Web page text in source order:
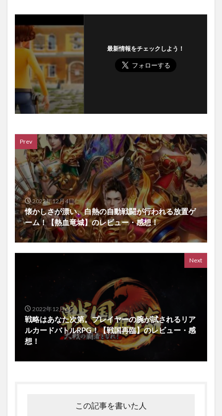
最新情報をチェックしよう！
Prev
2022年12月4日
懐かしさが漂い、白熱の自動戦闘が行われる放置ゲ
ーム！【熱血竜城】のレビュー・感想！
Next
2022年12月6日
戦略はあなた次第。プレイヤーの腕が試されるリア
ルカードバトルRPG！【戦国再臨】のレビュー・感
想！
この記事を書いた人